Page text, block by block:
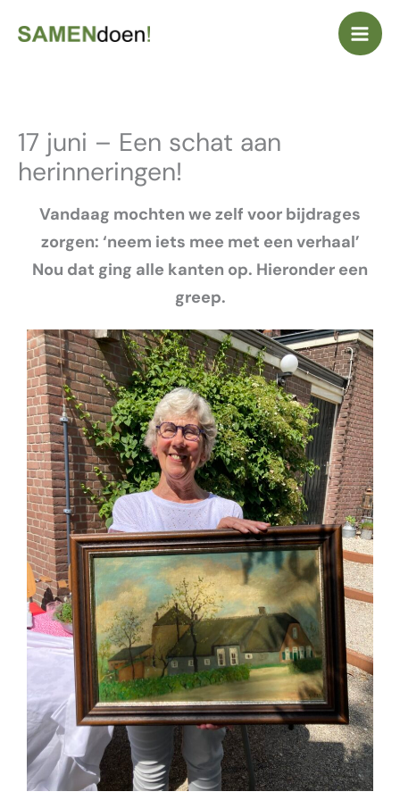
naar
17 juni – Een schat aan
herinneringen!
Vandaag mochten we zelf voor bijdrages
zorgen: ‘neem iets mee met een verhaal’
Nou dat ging alle kanten op. Hieronder een
greep.